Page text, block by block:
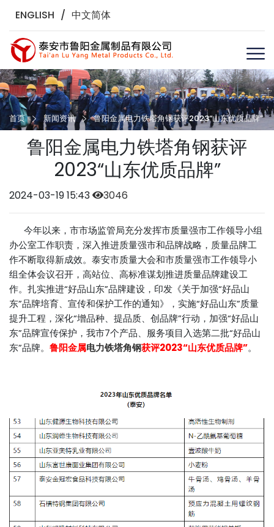
ENGLISH / 中文简体
首页 新闻资讯 鲁阳金属电力铁塔角钢获评2023“山东优质品牌”
鲁阳金属电力铁塔角钢获评
2023“山东优质品牌”
2024-03-19 15:43 3046
今年以来，市市场监管局充分发挥市质量强市工作领导小组
办公室工作职责，深入推进质量强市和品牌战略，质量品牌工
作不断取得新成效。泰安市质量大会和市质量强市工作领导小
组全体会议召开，高站位、高标准谋划推进质量品牌建设工
作。扎实推进“好品山东”品牌建设，印发《关于加强“好品山
东”品牌培育、宣传和保护工作的通知》，实施“好品山东”质量
提升工程，深化“增品种、提品质、创品牌”行动，加强“好品山
东”品牌宣传保护，我市7个产品、服务项目入选第二批“好品山
东”品牌。 鲁阳金属电力铁塔角钢获评2023“山东优质品牌”。